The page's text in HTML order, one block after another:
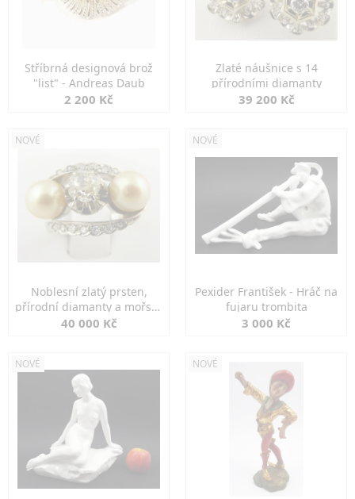
Stříbrná designová brož
"list" - Andreas Daub
2 200 Kč
Zlaté náušnice s 14
přírodními diamanty
39 200 Kč
NOVÉ
Noblesní zlatý prsten,
přírodní diamanty a mořské
perly
40 000 Kč
NOVÉ
Pexider František - Hráč na
fujaru trombita
3 000 Kč
NOVÉ NOVÉ